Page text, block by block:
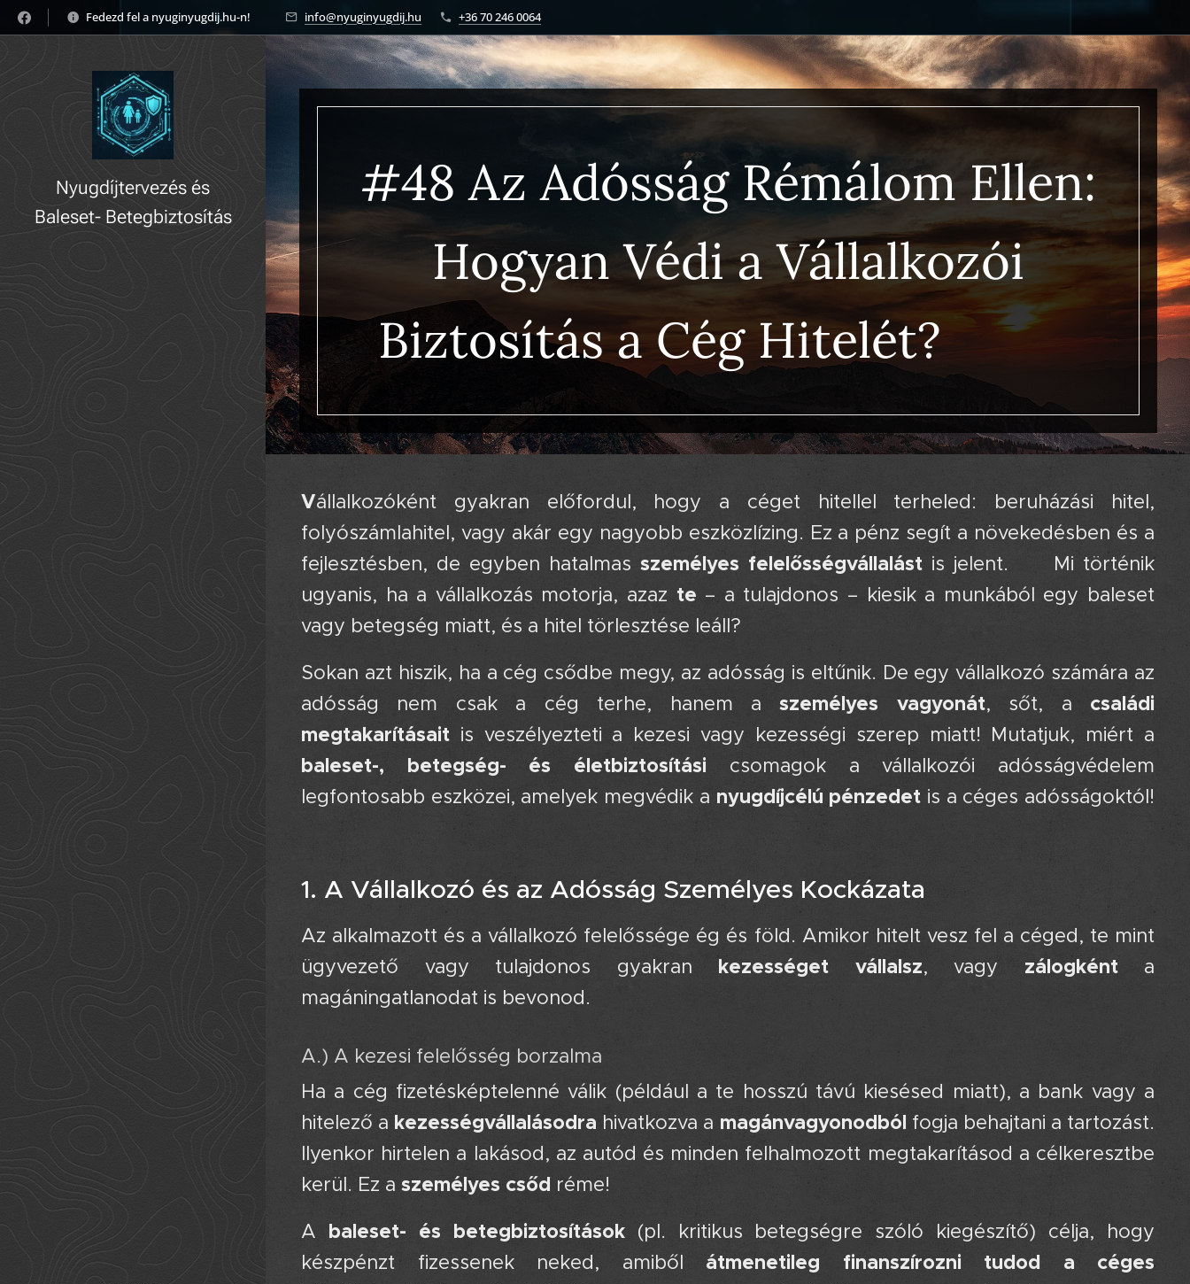
Fedezd fel a nyuginyugdij.hu-n! 🚀 info@nyuginyugdij.hu +36 70 246 0064
Nyugdíjtervezés és
Baleset- Betegbiztosítás
gyorsan, könnyedén!
#48 Az Adósság Rémálom Ellen:
Hogyan Védi a Vállalkozói
Biztosítás a Cég Hitelét? 🧑‍💼🛡️
Vállalkozóként gyakran előfordul, hogy a céget hitellel terheled: beruházási hitel,
folyószámlahitel, vagy akár egy nagyobb eszközlízing. Ez a pénz segít a növekedésben és a
fejlesztésben, de egyben hatalmas személyes felelősségvállalást is jelent. ⚠️ Mi történik
ugyanis, ha a vállalkozás motorja, azaz te – a tulajdonos – kiesik a munkából egy baleset
vagy betegség miatt, és a hitel törlesztése leáll?
Sokan azt hiszik, ha a cég csődbe megy, az adósság is eltűnik. De egy vállalkozó számára az
adósság nem csak a cég terhe, hanem aszemélyes vagyonát, sőt, a családi
megtakarításait is veszélyezteti a kezesi vagy kezességi szerep miatt! Mutatjuk, miért a
baleset-, betegség- és életbiztosítási csomagok a vállalkozói adósságvédelem
legfontosabb eszközei, amelyek megvédik a nyugdíjcélú pénzedet is a céges adósságoktól!
1. A Vállalkozó és az Adósság Személyes Kockázata 🚨
Az alkalmazott és a vállalkozó felelőssége ég és föld. Amikor hitelt vesz fel a céged, te mint
ügyvezető vagy tulajdonos gyakran kezességet vállalsz, vagy zálogkénta
magáningatlanodat is bevonod.
A.) A kezesi felelősség borzalma 💔
Ha a cég fizetésképtelenné válik (például a te hosszú távú kiesésed miatt), a bank vagy a
hitelező a kezességvállalásodra hivatkozva a magánvagyonodból fogja behajtani a tartozást.
Ilyenkor hirtelen a lakásod, az autód és minden felhalmozott megtakarításod a célkeresztbe
kerül. Ez a személyes csőd réme!
A baleset- és betegbiztosítások(pl. kritikus betegségre szóló kiegészítő) célja, hogy
készpénzt fizessenek neked, amiből átmenetileg finanszírozni tudod a céges